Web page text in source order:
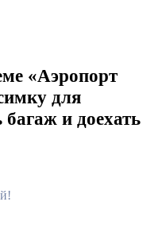
«Аэропорт
для
багаж и доехать